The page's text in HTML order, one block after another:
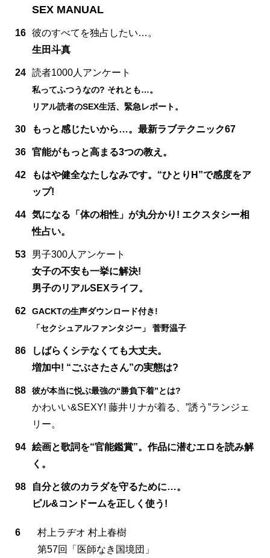
SEX MANUAL
16 彼のすべてを独占したい…。
生田斗真
24 読者1000人アンケート
私ってふつうなの? それとも…。
リアル読者のSEX生活、緊急レポート。
30 もっと感じたいから…。最新ラブテクニック67
36 官能がもっと高まる3つの教え。
42
もはや健全なたしなみです。“ひとりH”で感度をア
ップ!
44 気になる「体の相性」が丸分かり! エクスタシー相
性占い。
53
男子300人アンケート
女子の不安も一挙に解決!
男子のリアルSEXライフ。
62
GACKTの生声ダウンロード付き!
「セクシュアルファンタジー」 菅野温子
86
しばらくシテなくても大丈夫。
増加中! “ごぶさたさん”の実態は?
88 彼が本当に悦ぶ最強の“勝負下着”とは?
かわいい&SEXY! 藤井リナが着る、”誘う”ランジェ
リー。
94 絵画と歌詞を“官能鑑賞”。作品に潜むエロを読み解
く。
98
自分と彼のカラダを守るために…。
ピル&コンドームを正しく使う!
6
村上ラヂオ 村上春樹
第57回「医師なき国境団」